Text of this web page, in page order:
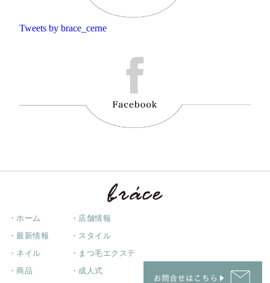
Tweets by brace_cerne
・ホーム ・店舗情報
・最新情報 ・スタイル
・ネイル ・まつ毛エクステ
・商品 ・成人式